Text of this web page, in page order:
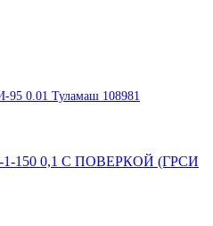
0.01 Туламаш 108981